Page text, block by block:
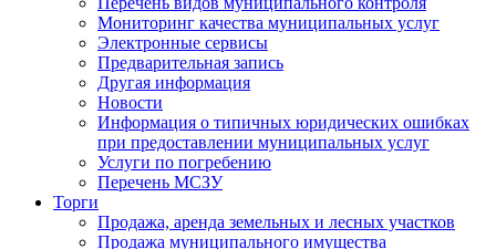
Мониторинг качества муниципальных услуг
Электронные сервисы
Предварительная запись
Другая информация
Новости
Информация о типичных юридических ошибках
при предоставлении муниципальных услуг
Услуги по погребению
Перечень МСЗУ
Торги
Продажа, аренда земельных и лесных участков
Продажа муниципального имущества